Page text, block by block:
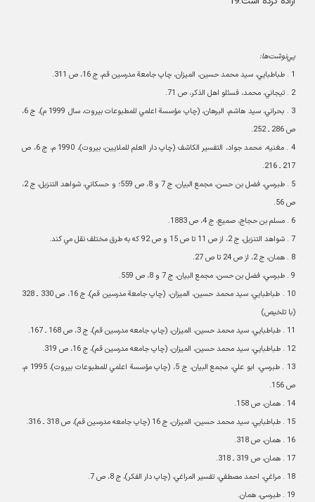
پي‌نوشت‌ها:
طباطبايي، سيد محمد حسين، الميزان، چاپ جامعة‌ مدرسين قم، ج 16، ص 311
.
تيجاني، محمد، فسئلو اهل الذکر، ص 71
.
بحراني، سيد هاشم، البرهان، (چاپ مؤسسة‌ اعلمي للمطبوعات بيروت، سال 1999 م)، ج 6،
ص 286 ـ 252
.
مغنيه، محمد جواد، التفسير الکاشف (چاپ دار العلم للملايين، بيروت)، 1990 م، ج 6، ص
217 ـ 216
.
طبرسي، فضل بن حسن، مجمع البيان، ج 7 و 8، ص 559؛ و حسکاني، شواهد التنزيل، ج 2،
ص 56
.
مسلم بن حجاج، صميع، ج 4، ص 1883
.
شواهد التنزيل، ج 2، از ص 11 تا ص 15 و ص 92 که به طرق مختلف نقل مي کند
.
همان، ج 2، از ص 24 تا ص 27
.
طبرسي، فضل بن حسن، مجمع البيان، ج 7 و 8، ص 559
.
10 .
طباطبايي، سيد محمد حسين، الميزان، (چاپ جامعة مدرسين قم)، ج 16، ص 330 ـ 328
(با تلخيص)
طباطبايي، سيد محمد حسين، الميزان، (چاپ جامعه مدرسين قم)، ج 3، ص 168 ـ 167
.
12 . طباطبايي، سيد محمد حسين، الميزان، (چاپ جامعه مدرسين قم)، ج 16، ص 319
.
13 .
طبرسي، ابو علي، مجمع البيان، ج 5، (چاپ مؤسسة‌ اعلمي للمطبوعات بيروت)، 1995 م،
ص 156
.
14 . همان، ص 158
.
15 . طباطبايي، سيد محمد حسين، الميزان، ج 16 (چاپ جامعه مدرسين قم)، ص 318 ـ 316
.
16 . همان، ص 318
.
17 . همان، ص 319 ـ 318
.
18 . مراغي، احمد مصطفي، تفسير المراغي، (چاپ دار الفکر)، ج 8، ص 7
.
طبرسی، همان.